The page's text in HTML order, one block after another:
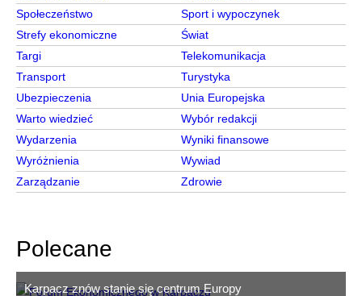
Społeczeństwo
Sport i wypoczynek
Strefy ekonomiczne
Świat
Targi
Telekomunikacja
Transport
Turystyka
Ubezpieczenia
Unia Europejska
Warto wiedzieć
Wybór redakcji
Wydarzenia
Wyniki finansowe
Wyróżnienia
Wywiad
Zarządzanie
Zdrowie
Polecane
Karpacz znów stanie się centrum Europy